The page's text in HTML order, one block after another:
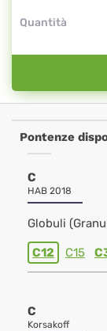
Quantità
Pontenze
C
HAB 2018
Globuli
C12 C15
C
Korsakoff